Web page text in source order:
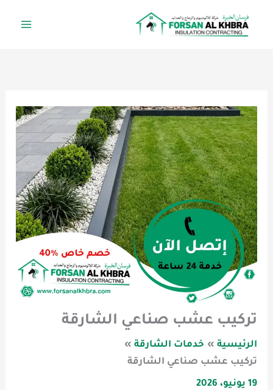
تركيب عشب صناعي الشارقة
الرئيسية
خدمات الشارقة
تركيب عشب صناعي الشارقة
19 يونيو، 2026